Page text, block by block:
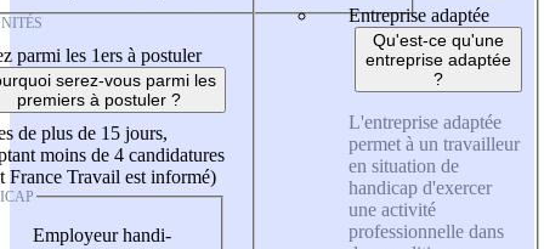
parmi les 1ers à postuler
serez-vous parmi les
premiers à postuler ?
de plus de 15 jours,
moins de 4 candidatures
France Travail est informé)
Employeur handi-
Entreprise adaptée
Qu'est-ce qu'une
entreprise adaptée
?
L'entreprise adaptée
permet à un travailleur
en situation de
handicap d'exercer
une activité
professionnelle dans